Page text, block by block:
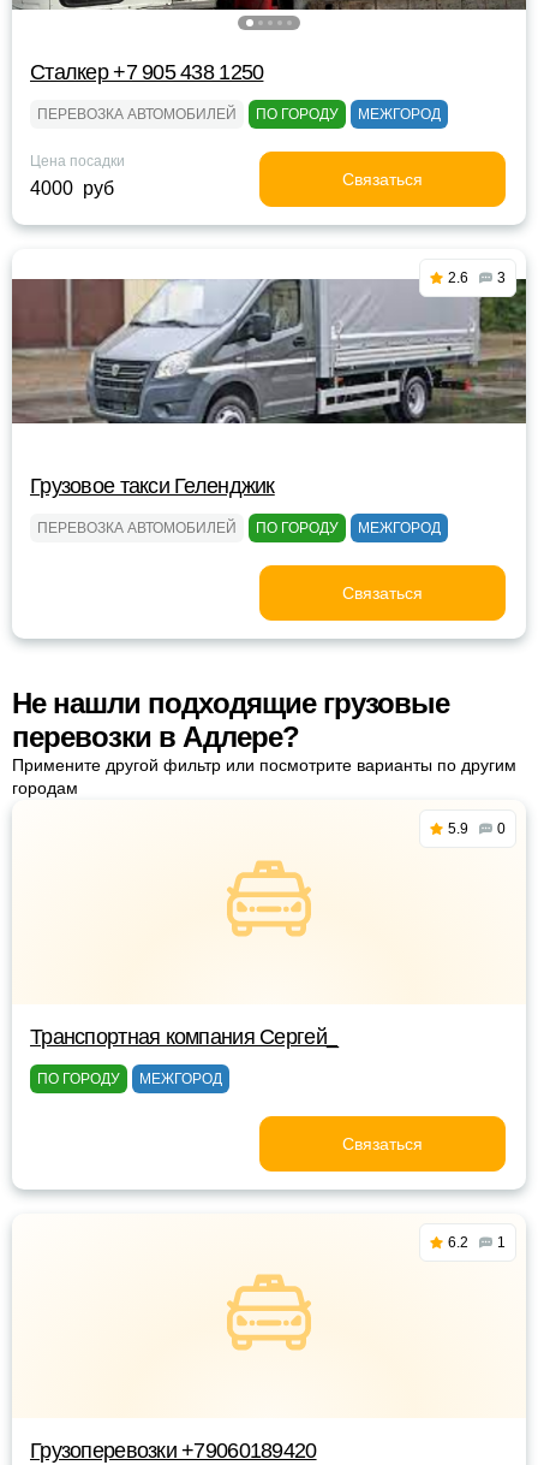
Сталкер +7 905 438 1250
ПЕРЕВОЗКА АВТОМОБИЛЕЙ ПО ГОРОДУ МЕЖГОРОД
Цена посадки
4000 руб Связаться
2.6 3
Грузовое такси Геленджик
ПЕРЕВОЗКА АВТОМОБИЛЕЙ ПО ГОРОДУ МЕЖГОРОД
Связаться
Не нашли подходящие грузовые
перевозки в Адлере?
Примените другой фильтр или посмотрите варианты по другим
городам
5.9 0
Транспортная компания Сергей_
ПО ГОРОДУ МЕЖГОРОД
Связаться
6.2 1
Грузоперевозки +79060189420